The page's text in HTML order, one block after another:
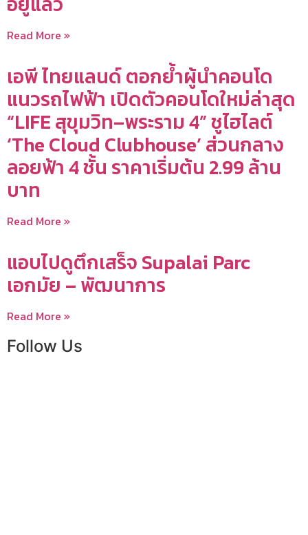
Read More »
เอพี ไทยแลนด์ ตอกย้ำผู้นำคอนโด
แนวรถไฟฟ้า เปิดตัวคอนโดใหม่ล่าสุด
“LIFE สุขุมวิท–พระราม 4” ชูไฮไลต์
‘The Cloud Clubhouse’ ส่วนกลาง
ลอยฟ้า 4 ชั้น ราคาเริ่มต้น 2.99 ล้าน
บาท
Read More »
แอบไปดูตึกเสร็จ Supalai Parc
เอกมัย – พัฒนาการ
Read More »
Follow Us